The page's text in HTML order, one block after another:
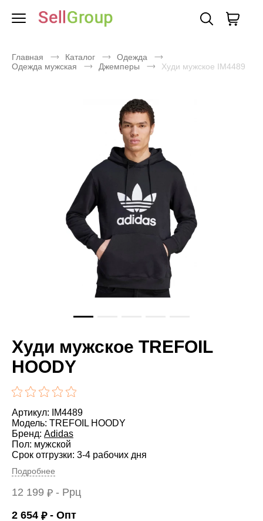
Главная Каталог
Одежда
Одежда мужская
Джемперы Худи мужское IM4489
Худи мужское TREFOIL
HOODY
Артикул: IM4489
Модель: TREFOIL HOODY
Бренд: Adidas
Пол: мужской
Срок отгрузки: 3-4 рабочих дня
Подробнее
12 199 ₽ - Ррц
2 654 ₽- Опт